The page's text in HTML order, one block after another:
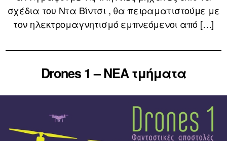
σχέδια του Ντα Βίντσι , θα πειραματιστούμε με
τον ηλεκτρομαγνητισμό εμπνεόμενοι από […]
Drones 1 – ΝΕΑ τμήματα